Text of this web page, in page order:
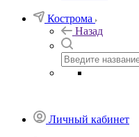
Кострома
Назад
Личный кабинет